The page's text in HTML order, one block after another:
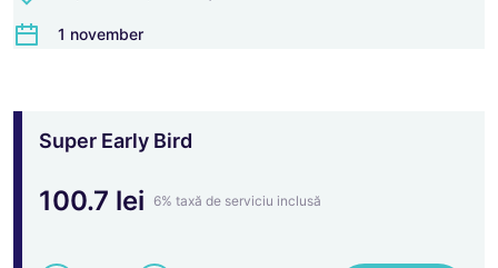
1 november
Super Early Bird
100.7 lei 6% taxă de serviciu inclusă
sau înregistrează-te cu e-mail